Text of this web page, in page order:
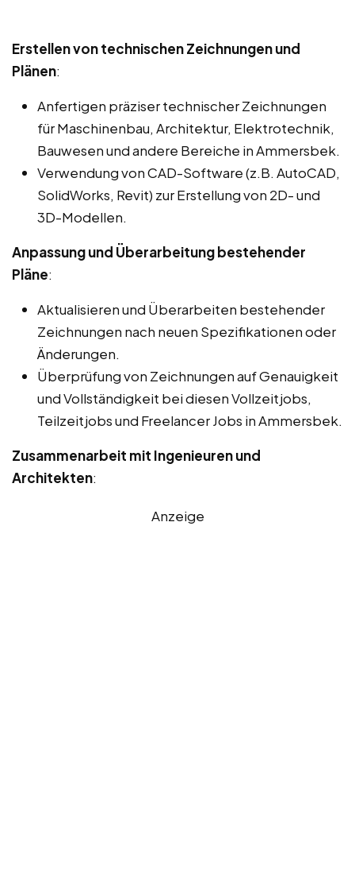
Erstellen von technischen Zeichnungen und
Plänen:
Anfertigen präziser technischer Zeichnungen
für Maschinenbau, Architektur, Elektrotechnik,
Bauwesen und andere Bereiche in Ammersbek.
Verwendung von CAD-Software (z.B. AutoCAD,
SolidWorks, Revit) zur Erstellung von 2D- und
3D-Modellen.
Anpassung und Überarbeitung bestehender
Pläne:
Aktualisieren und Überarbeiten bestehender
Zeichnungen nach neuen Spezifikationen oder
Änderungen.
Überprüfung von Zeichnungen auf Genauigkeit
und Vollständigkeit bei diesen Vollzeitjobs,
Teilzeitjobs und Freelancer Jobs in Ammersbek.
Zusammenarbeit mit Ingenieuren und
Architekten:
Anzeige